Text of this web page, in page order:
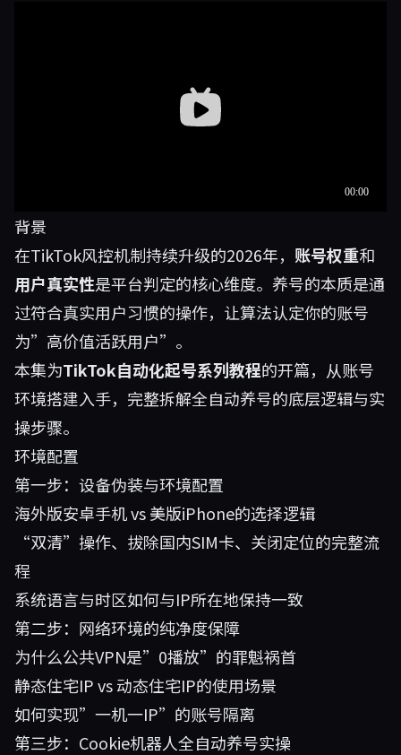
背景
在TikTok风控机制持续升级的2026年， 账号权重和
用户真实性是平台判定的核心维度。养号的本质是通
过符合真实用户习惯的操作，让算法认定你的账号
为”高价值活跃用户”。
本集为TikTok自动化起号系列教程的开篇，从账号
环境搭建入手，完整拆解全自动养号的底层逻辑与实
操步骤。
环境配置
第一步：设备伪装与环境配置
海外版安卓手机 vs 美版iPhone的选择逻辑
“双清”操作、拔除国内SIM卡、关闭定位的完整流
程
系统语言与时区如何与IP所在地保持一致
第二步：网络环境的纯净度保障
为什么公共VPN是”0播放”的罪魁祸首
静态住宅IP vs 动态住宅IP的使用场景
如何实现”一机一IP”的账号隔离
第三步：Cookie机器人全自动养号实操